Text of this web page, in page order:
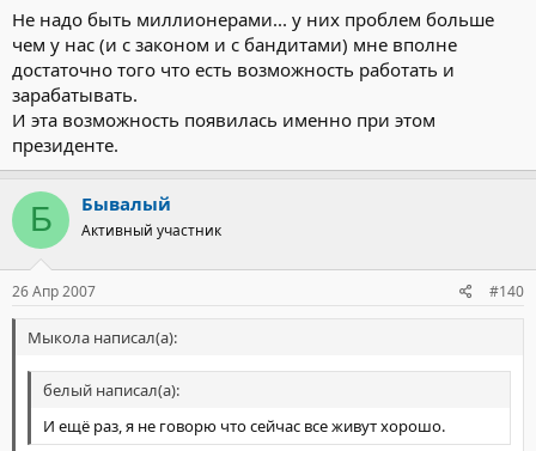
Не надо быть миллионерами... у них проблем больше
чем у нас (и с законом и с бандитами) мне вполне
достаточно того что есть возможность работать и
зарабатывать.
И эта возможность появилась именно при этом
президенте.
Б Бывалый
Активный участник
26 Апр 2007 #140
Мыкола написал(а):
белый написал(а):
И ещё раз, я не говорю что сейчас все живут хорошо.